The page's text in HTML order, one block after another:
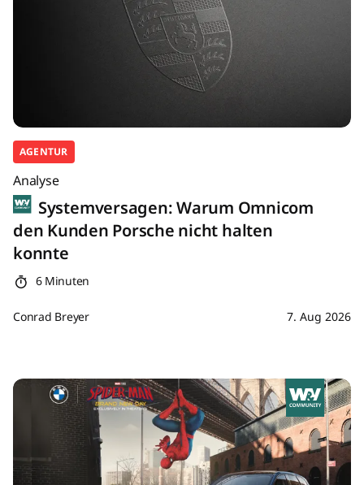
AGENTUR
Analyse
Systemversagen: Warum Omnicom
den Kunden Porsche nicht halten
konnte
6 Minuten
Conrad Breyer 7. Aug 2026